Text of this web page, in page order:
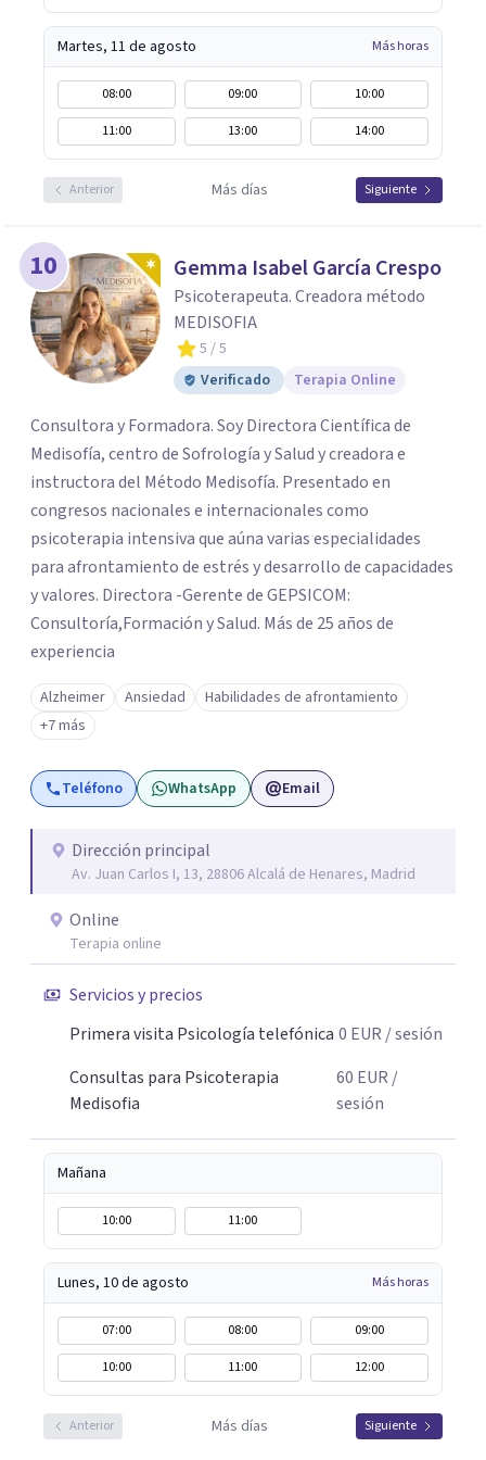
Martes, 11 de agosto Más horas
08:00 09:00
10:00
11:00
13:00 14:00
Anterior Más días Siguiente
10 Gemma Isabel García Crespo
Psicoterapeuta. Creadora método
MEDISOFIA
5 / 5
Verificado
Terapia Online
Consultora y Formadora. Soy Directora Científica de
Medisofía, centro de Sofrología y Salud y creadora e
instructora del Método Medisofía. Presentado en
congresos nacionales e internacionales como
psicoterapia intensiva que aúna varias especialidades
para afrontamiento de estrés y desarrollo de capacidades
y valores. Directora -Gerente de GEPSICOM:
Consultoría,Formación y Salud. Más de 25 años de
experiencia
Alzheimer Ansiedad
Habilidades de afrontamiento
+7 más
Teléfono WhatsApp Email
Dirección principal
Av. Juan Carlos I, 13, 28806 Alcalá de Henares, Madrid
Online
Terapia online
Servicios y precios
Primera visita Psicología telefónica 0 EUR / sesión
Consultas para Psicoterapia
Medisofia
60 EUR /
sesión
Mañana
10:00 11:00
Lunes, 10 de agosto Más horas
07:00 08:00
09:00
10:00
11:00 12:00
Anterior Más días Siguiente